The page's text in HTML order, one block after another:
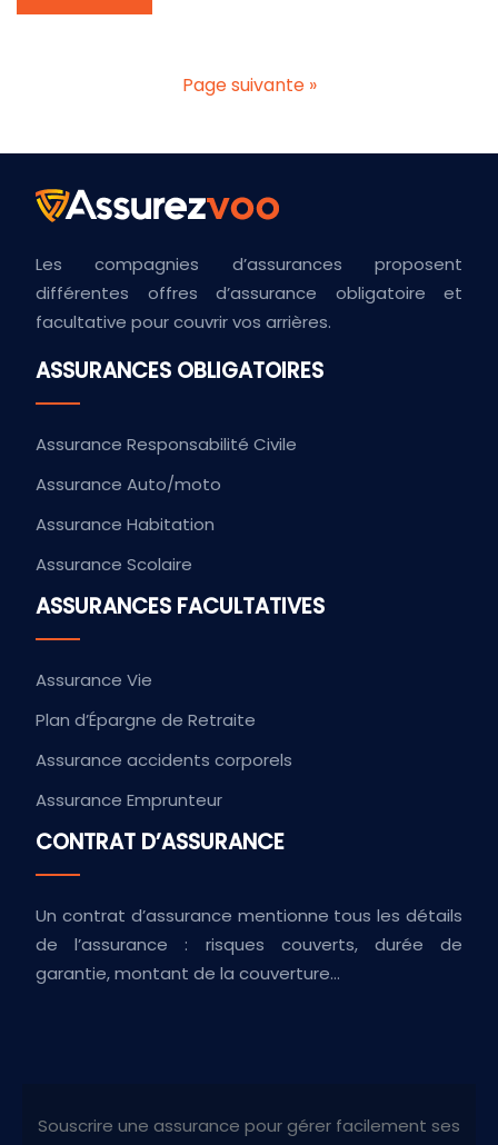
Page suivante »
Les compagnies d’assurances proposent
différentes offres d’assurance obligatoire et
facultative pour couvrir vos arrières.
ASSURANCES OBLIGATOIRES
Assurance Responsabilité Civile
Assurance Auto/moto
Assurance Habitation
Assurance Scolaire
ASSURANCES FACULTATIVES
Assurance Vie
Plan d’Épargne de Retraite
Assurance accidents corporels
Assurance Emprunteur
CONTRAT D’ASSURANCE
Un contrat d’assurance mentionne tous les détails
de l’assurance : risques couverts, durée de
garantie, montant de la couverture…
Souscrire une assurance pour gérer facilement ses